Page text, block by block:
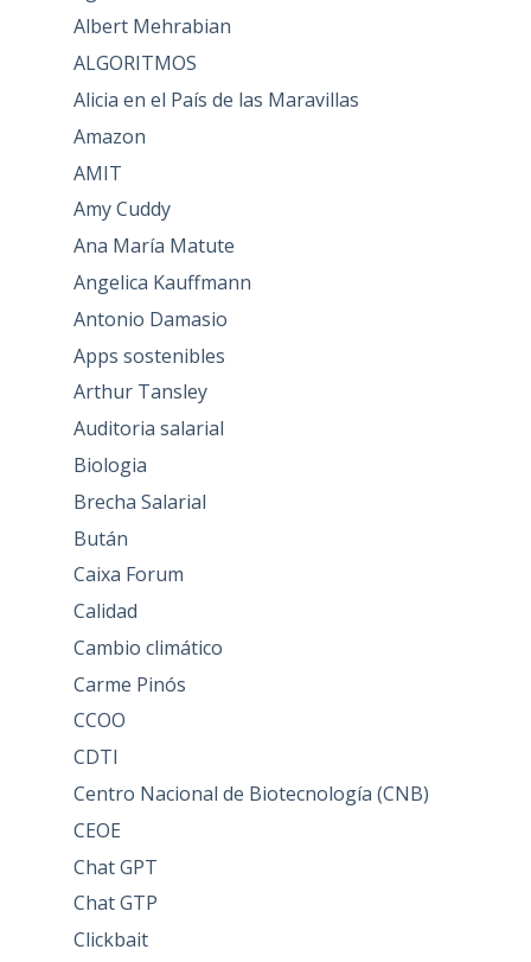
Albert Mehrabian
ALGORITMOS
Alicia en el País de las Maravillas
Amazon
AMIT
Amy Cuddy
Ana María Matute
Angelica Kauffmann
Antonio Damasio
Apps sostenibles
Arthur Tansley
Auditoria salarial
Biologia
Brecha Salarial
Bután
Caixa Forum
Calidad
Cambio climático
Carme Pinós
CCOO
CDTI
Centro Nacional de Biotecnología (CNB)
CEOE
Chat GPT
Chat GTP
Clickbait